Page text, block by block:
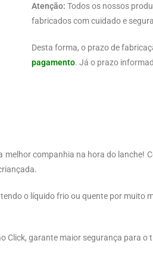
Atenção: Todos os nossos
fabricados com cuidado e
Desta forma, o prazo de
pagamento. Já o prazo
companhia na hora do lanche!
o líquido frio ou quente por muito
garante maior segurança para